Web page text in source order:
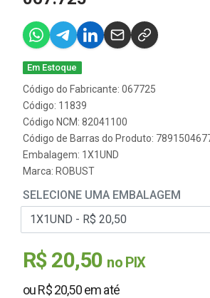
Em Estoque
Código do Fabricante: 067725
Código: 11839
Código NCM: 82041100
Código de Barras do Produto:
Embalagem: 1X1UND
Marca: ROBUST
SELECIONE UMA EMBALAGEM
R$ 20,50 no PIX
ou R$ 20,50 em até